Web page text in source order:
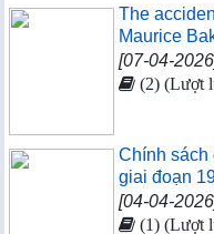
The
Maurice
[07-04-
(2) (Lượt
Chính sách
giai đoạn
[04-04-
(1) (Lượt